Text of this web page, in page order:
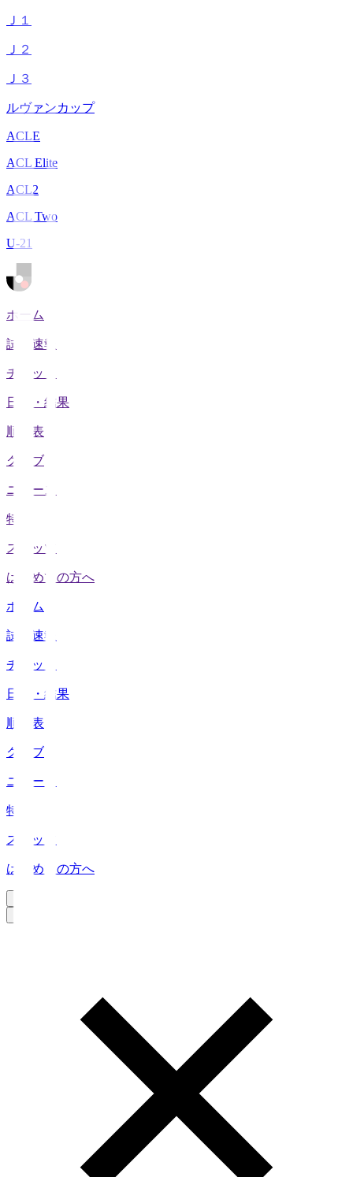
Ｊ１
Ｊ２
Ｊ３
ルヴァンカップ
ACLE
ACL Elite
ACL2
ACL Two
U-21
ホーム
試合速報
チケット
日程・結果
順位表
クラブ
ニュース
特集
スタッツ
はじめての方へ
ホーム
試合速報
チケット
日程・結果
順位表
クラブ
ニュース
特集
スタッツ
はじめての方へ